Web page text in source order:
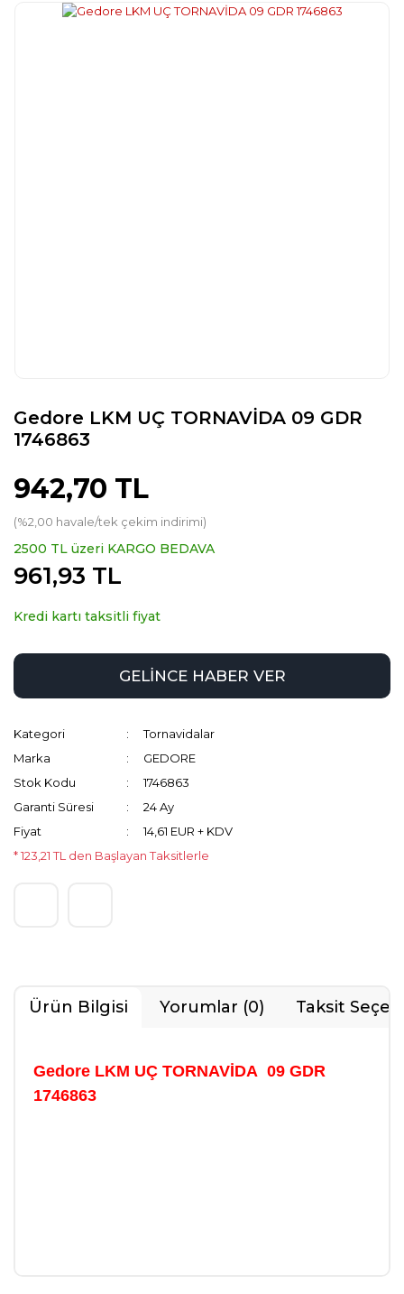
Gedore LKM UÇ TORNAVİDA 09 GDR
1746863
942,70 TL
(%2,00 havale/tek çekim indirimi)
2500 TL üzeri KARGO BEDAVA
961,93 TL
Kredi kartı taksitli fiyat
GELİNCE HABER VER
Kategori
Tornavidalar
Marka
GEDORE
Stok Kodu
1746863
Garanti Süresi
24 Ay
Fiyat
14,61 EUR + KDV
* 123,21 TL den Başlayan Taksitlerle
Ürün Bilgisi Yorumlar (0) Taksit
Gedore LKM UÇ TORNAVİDA 09 GDR
1746863